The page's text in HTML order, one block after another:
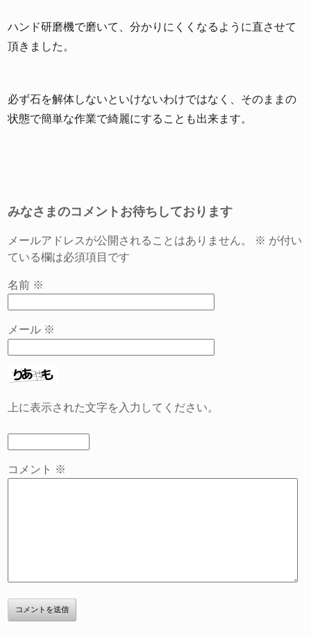
ハンド研磨機で磨いて、分かりにくくなるように直させて
頂きました。
必ず石を解体しないといけないわけではなく、そのままの
状態で簡単な作業で綺麗にすることも出来ます。
みなさまのコメントお待ちしております
メールアドレスが公開されることはありません。 ※ が付い
ている欄は必須項目です
名前 ※
メール ※
上に表示された文字を入力してください。
コメント ※